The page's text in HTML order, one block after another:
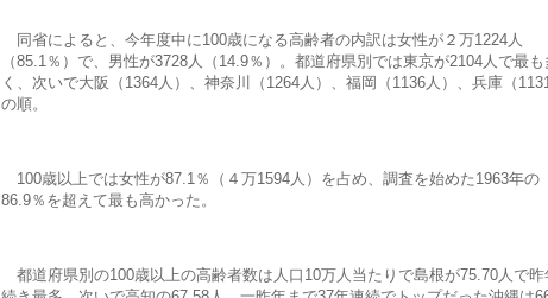
同省によると、今年度中に100歳になる高齢者の内訳は女性が２万1224人
（85.1％）で、男性が3728人（14.9％）。都道府県別では東京が2104人で最も
く、次いで大阪（1364人）、神奈川（1264人）、福岡（1136人）、兵庫（1131
の順。
100歳以上では女性が87.1％（４万1594人）を占め、調査を始めた1963年の
86.9％を超えて最も高かった。
都道府県別の100歳以上の高齢者数は人口10万人当たりで島根が75.70人で昨